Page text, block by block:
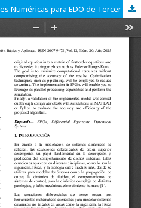
Implementación de Soluciones Numéricas para EDO de Tercer Orden en FPGA: Un Enfoque de Alto Rendimiento para Sistemas Dinámicos Complejos